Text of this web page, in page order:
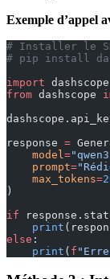
Exemple d’appel
# Installer le
# pip install
import dashscope
from dashscope
response =
    model
=
    prompt
=
    max_tokens
=
)
if
    print
else :
    print
( f